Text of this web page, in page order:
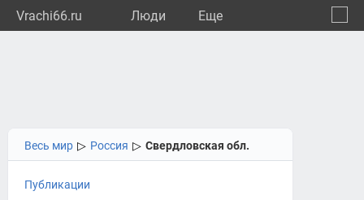
Vrachi66.ru Люди Eще
Весь мир ▷ Россия ▷ Свердловская обл.
Публикации